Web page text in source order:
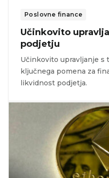
Poslovne finance
Učinkovito
podjetju
Učinkovito upravljanje s
ključnega pomena za
likvidnost podjetja.